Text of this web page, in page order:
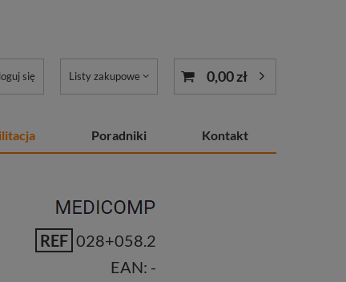
się Listy zakupowe 0,00 zł
Poradniki Kontakt
REF 028+058.2
EAN: -